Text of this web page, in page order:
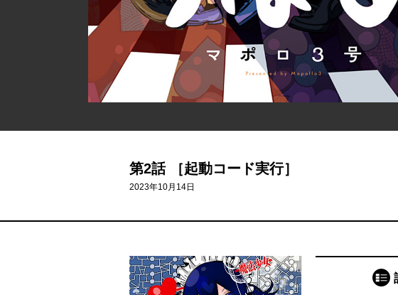
第2話 ［起動コード実行］
2023年10月14日